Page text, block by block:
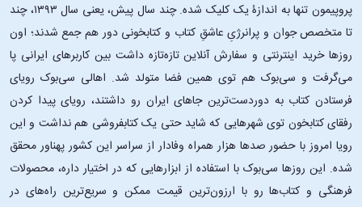
پروپیمون تنها به اندازۀ یک کلیک شده. چند سال پیش، یعنی سال ۱۳۹۳، چند
تا متخصص جوان و پرانرژیِ عاشقِ کتاب و کتابخونی دور هم جمع شدند؛ اون‌
روزها خرید اینترنتی و سفارش آنلاین تازه‌تازه داشت بین کاربرهای ایرانی پا
می‌گرفت و سی‌بوک هم توی همین فضا متولد شد. اهالی سی‌بوک رویای
فرستادن کتاب به دوردست‌ترین جاهای ایران رو داشتند، رویای پیدا کردن
رفقای کتابخون توی شهرهایی که شاید حتی یک کتابفروشی هم نداشت و این
رویا امروز با حضور صدها هزار همراه وفادار از سراسر این کشور پهناور محقق
شده. این ‌روزها سی‌بوک با استفاده از ابزارهایی که در اختیار داره، محصولات
فرهنگی و کتاب‌ها رو با ارزون‌ترین قیمت ممکن و سریع‌ترین راه‌های در